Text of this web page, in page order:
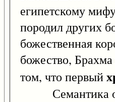
египетскому
породил других
божественная
божество,
том, что первый
Семантика